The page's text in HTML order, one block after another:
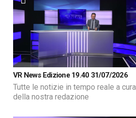
VR News Edizione 19.40 31/07/2026
Tutte le notizie in tempo reale a cura
della nostra redazione